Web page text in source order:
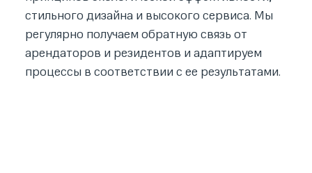
стильного дизайна и высокого сервиса. Мы
регулярно получаем обратную связь от
арендаторов и резидентов и адаптируем
процессы в соответствии с ее результатами.